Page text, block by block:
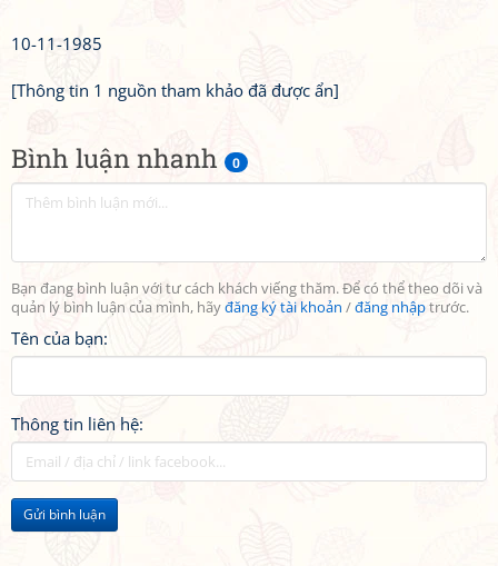
Bình luận nhanh 0
Bạn đang bình luận với tư cách khách viếng thăm. Để có thể theo dõi và
quản lý bình luận của mình, hãyđăng ký tài khoản /đăng nhậptrước.
Tên của bạn:
Thông tin liên hệ:
Gửi bình luận
10-11-1985
[Thông tin 1 nguồn tham khảo đã được ẩn]